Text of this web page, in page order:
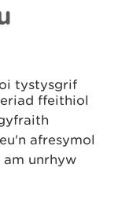
tystysgrif
ffeithiol
afresymol
unrhyw